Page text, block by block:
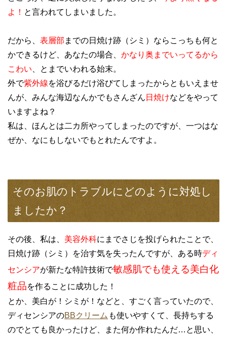
よ！ と言われてしまいました。
だから、 表層部 までの日焼け跡（シミ）ならこっちも何と
かできるけど、あなたの場合、 かなり奥までいってるから
こわい 、とまでいわれる始末。
外で紫外線を浴びるだけ浴びてしまったからともいえませ
んが、みんな海辺なんかでもさんざん 日焼けなどをやって
いますよね？
私は、ほんとは二カ所やってしまったのですが、一つはな
ぜか、なにもしないでもとれたんですよ。
そのお肌のトラブルにどのように対処し
ましたか？
その後、私は、 美容外科にまでさじを投げられたことで、
日焼け跡（シミ）を治す気を失ったんですが、ある時ディ
センシアが新たな特許技術で敏感肌でも使える美白化
粧品を作ることに成功した！
とか、美白が！シミが！などと、すごく言っていたので、
ディセンシアのBBクリーム も使いやすくて、長持ちする
のでとても良かったけど、また何か作れたんだ…と思い、